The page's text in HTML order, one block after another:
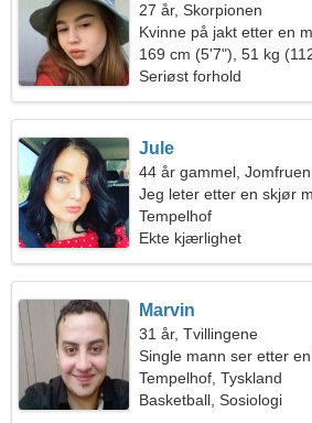
27 år, Skorpionen
Kvinne på jakt etter en
169 cm (5'7"), 51 kg
Seriøst forhold
Jule
44 år gammel, Jomfruen
Jeg leter etter en skjør
Tempelhof
Ekte kjærlighet
Marvin
31 år, Tvillingene
Single mann ser etter
Tempelhof, Tyskland
Basketball, Sosiologi